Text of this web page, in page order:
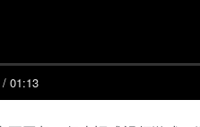
/ 01:13